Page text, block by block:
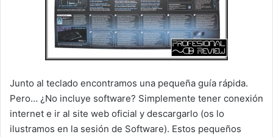
Junto al teclado encontramos una pequeña guía rápida.
Pero… ¿No incluye software? Simplemente tener conexión
internet e ir al site web oficial y descargarlo (os lo
ilustramos en la sesión de Software). Estos pequeños